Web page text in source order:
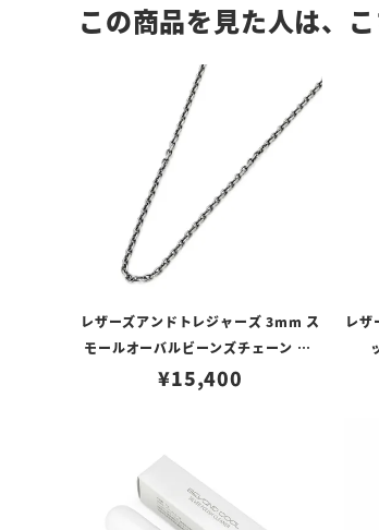
この商品を見た人は、
レザーズアンドトレジャーズ 3mm ス
モールオーバルビーンズチェーン w/
ロブスタークラスプ＆LTロゴプレート
¥15,400
レザ